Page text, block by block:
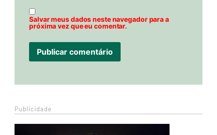
Salvar meus dados neste navegador para a
próxima vez que eu comentar.
Publicidade